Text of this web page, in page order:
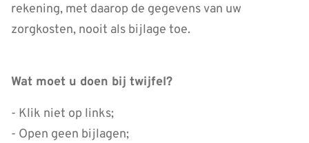
rekening, met daarop de gegevens van uw
zorgkosten, nooit als bijlage toe.
Wat moet u doen bij twijfel?
- Klik niet op links;
- Open geen bijlagen;